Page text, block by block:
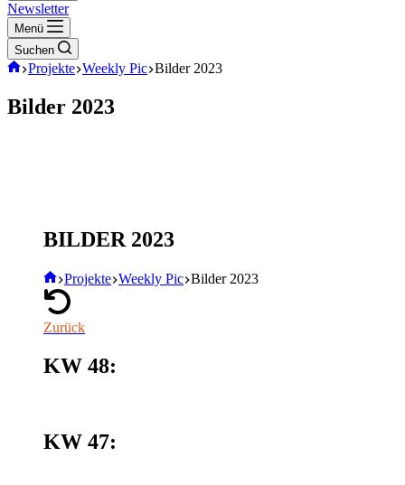
Newsletter
Menü
Suchen
Start
Projekte Weekly Pic Bilder 2023
Bilder 2023
BILDER 2023
Start
Projekte Weekly Pic Bilder 2023
Zurück
KW 48:
KW 47: